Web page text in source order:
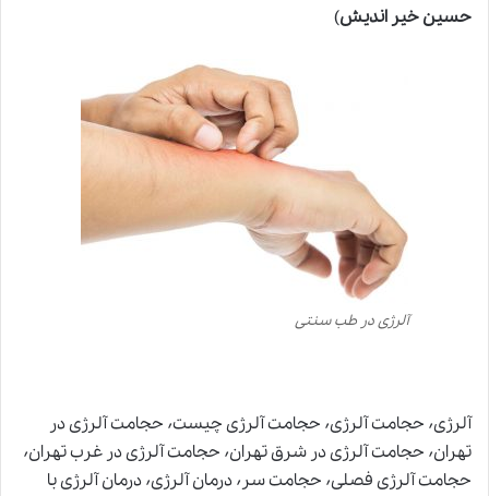
حسین خیر اندیش)
آلرژی در طب سنتی
آلرژی٬ حجامت آلرژی٬ حجامت آلرژی چیست٬ حجامت آلرژی در
تهران٬ حجامت آلرژی در شرق تهران٬ حجامت آلرژی در غرب تهران٬
حجامت آلرژی فصلی٬ حجامت سر٬ درمان آلرژی٬ درمان آلرژی با